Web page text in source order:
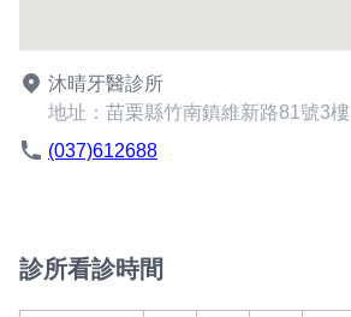
沐晴牙醫診所
地址：苗栗縣竹南鎮維新路81號3樓
(037)612688
診所看診時間